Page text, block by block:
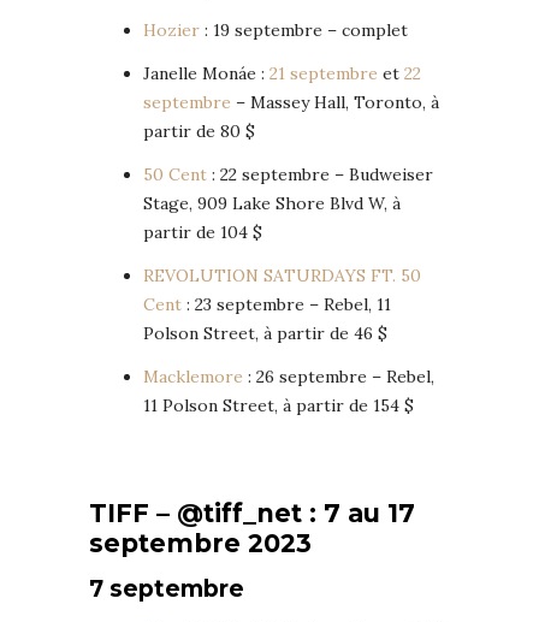
Hozier : 19 septembre – complet
Janelle Monáe : 21 septembre et 22
septembre – Massey Hall, Toronto, à
partir de 80 $
50 Cent : 22 septembre – Budweiser
Stage, 909 Lake Shore Blvd W, à
partir de 104 $
REVOLUTION SATURDAYS FT. 50
Cent : 23 septembre – Rebel, 11
Polson Street, à partir de 46 $
Macklemore : 26 septembre – Rebel,
11 Polson Street, à partir de 154 $
TIFF – @tiff_net : 7 au 17
septembre 2023
7 septembre